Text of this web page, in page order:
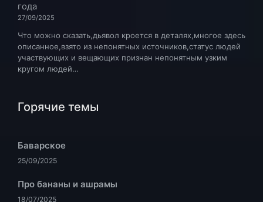
года
27/09/2025
Что можно сказать,дьявол кроется в деталях,многое здесь
описанное,взято из непонятных источников,статус людей
участвующих и вещающих признан непонятным узким
кругом людей…
Горячие темы
Баварское
25/09/2025
Про бананы и ашрамы
18/07/2025